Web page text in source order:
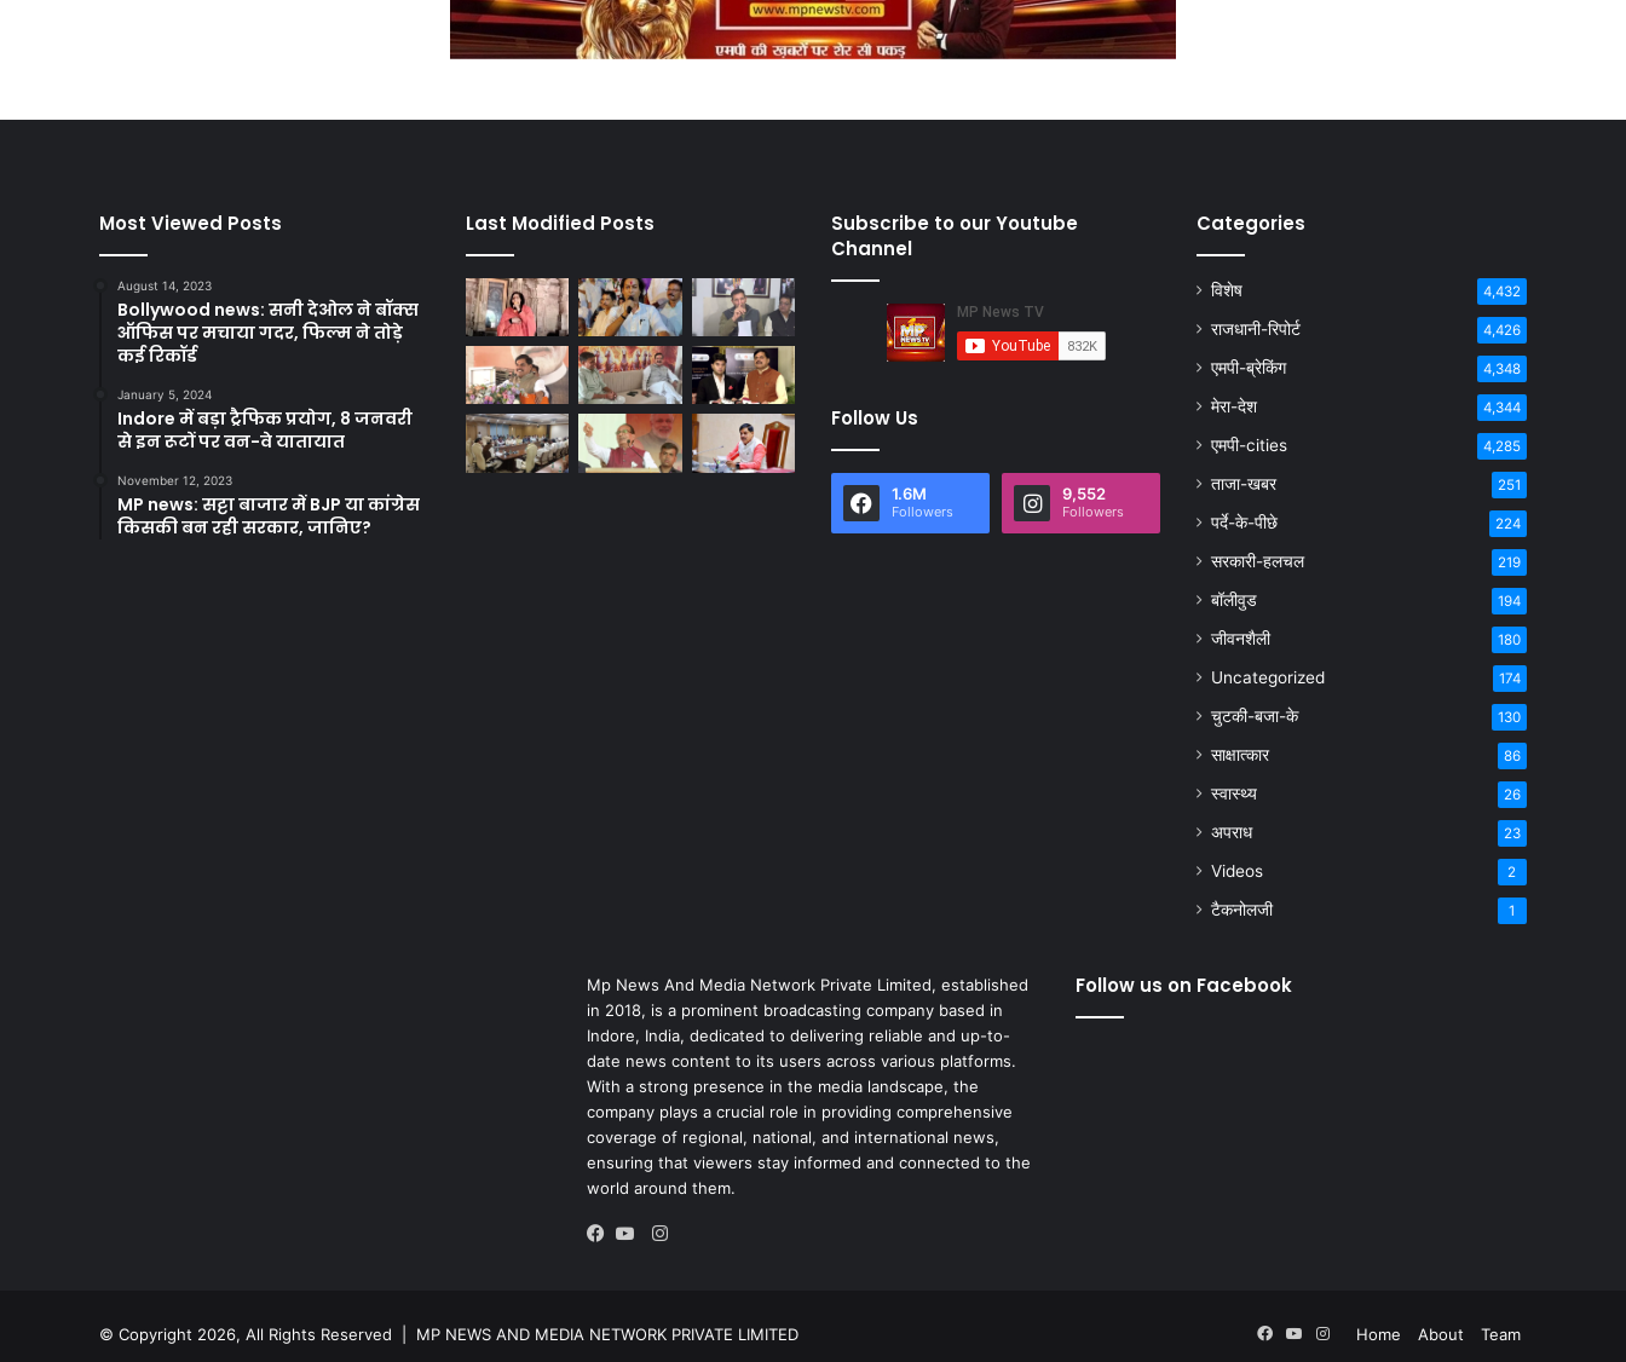
Most Viewed Posts
August 14, 2023
Bollywood news: सनी देओल ने बॉक्स
ऑफिस पर मचाया गदर, फिल्म ने तोड़े
कई रिकॉर्ड
January 5, 2024
Indore में बड़ा ट्रैफिक प्रयोग, 8 जनवरी
से इन रूटों पर वन-वे यातायात
November 12, 2023
MP news: सट्टा बाजार में BJP या कांग्रेस
किसकी बन रही सरकार, जानिए?
Last Modified Posts
Subscribe to our Youtube
Channel
Follow Us
1.6M
Followers
9,552
Followers
Categories
विशेष 4,432
राजधानी-रिपोर्ट 4,426
एमपी-ब्रेकिंग 4,348
मेरा-देश 4,344
एमपी-cities 4,285
ताजा-खबर 251
पर्दे-के-पीछे 224
सरकारी-हलचल 219
बॉलीवुड 194
जीवनशैली 180
Uncategorized 174
चुटकी-बजा-के 130
साक्षात्कार 86
स्वास्थ्य 26
अपराध 23
Videos 2
टैकनोलजी 1
Mp News And Media Network Private Limited, established
in 2018, is a prominent broadcasting company based in
Indore, India, dedicated to delivering reliable and up-to-
date news content to its users across various platforms.
With a strong presence in the media landscape, the
company plays a crucial role in providing comprehensive
coverage of regional, national, and international news,
ensuring that viewers stay informed and connected to the
world around them.
Instagram
Follow us on Facebook
© Copyright 2026, All Rights Reserved | MP NEWS AND MEDIA NETWORK PRIVATE LIMITED Home About Team
FacebookYouTubeInstagram